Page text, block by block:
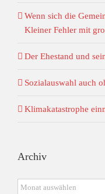
Wenn sich die
Kleiner Fehler mit
Der Ehestand und
Sozialauswahl auch
Klimakatastrophe
Archiv
Archiv